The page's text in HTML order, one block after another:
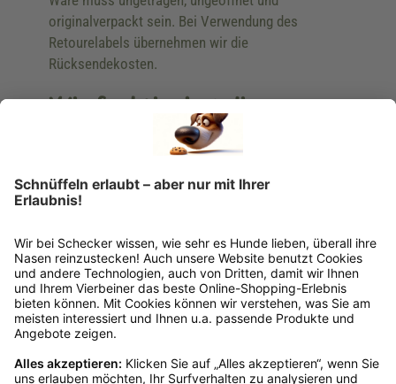
originalverpackt sein. Bei Verwendung des
Retourelabels übernehmen wir die
Rücksendekosten.
Wie funktioniert die
Rücksendung?
Bitte fülle das Rücksendeformular aus. Dieses
findest du online. Verpacke die Artikel
Rücksendeetikett auf das Paket. Dieses kannst du
dir in deinem Kundenkonto anfordern. Hast du als
Gast bestellt, schreibe uns eine Email an
verkauf@schecker.de oder rufe zu unseren
Servicezeiten an, dann lassen wir dir ein